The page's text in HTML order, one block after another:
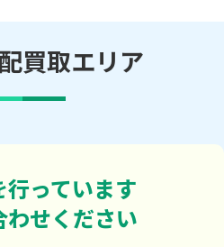
買取エリア
っています
せください